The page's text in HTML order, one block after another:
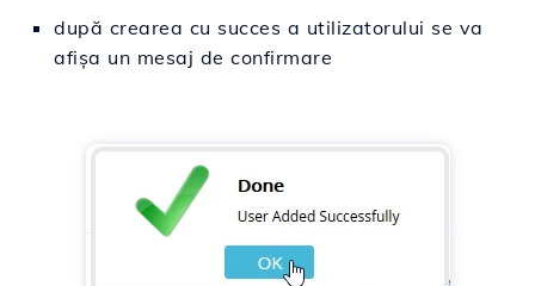
după crearea cu succes a utilizatorului se va
afișa un mesaj de confirmare